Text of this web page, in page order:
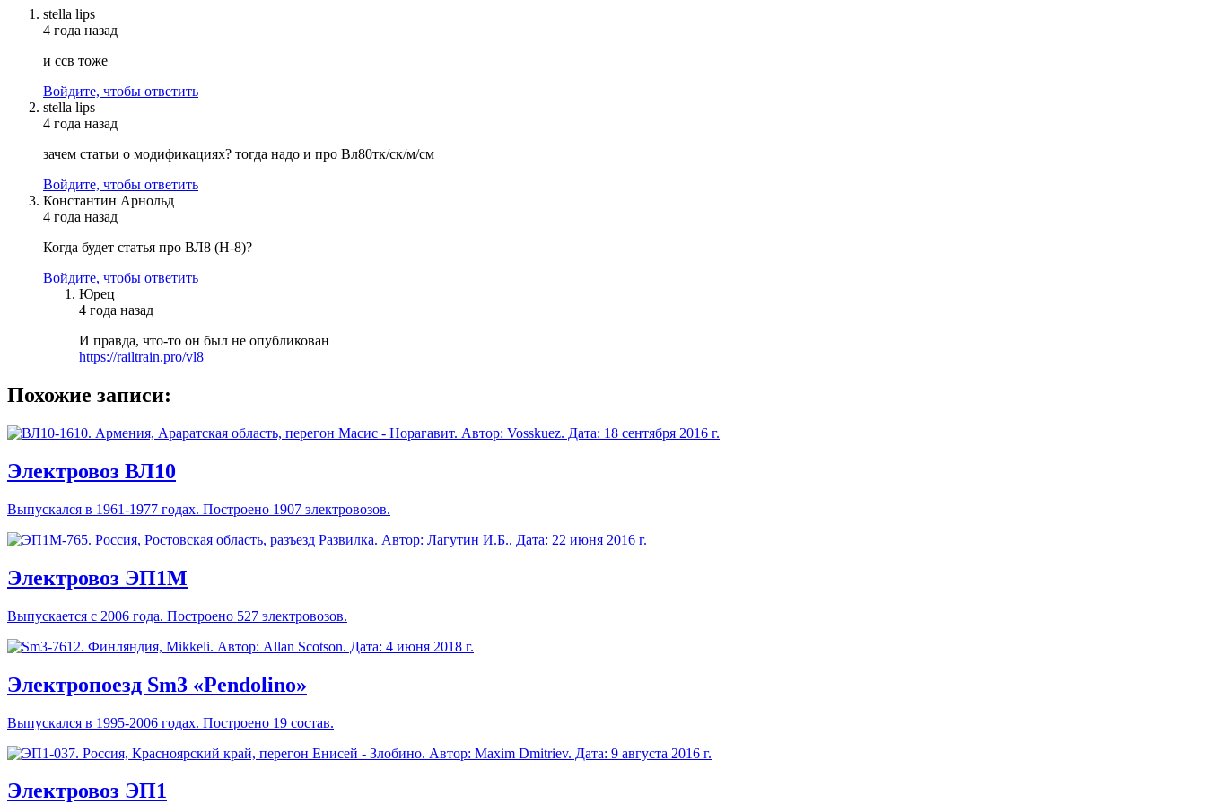
stella lips
4 года назад
и ссв тоже
Войдите, чтобы ответить
stella lips
4 года назад
зачем статьи о модификациях? тогда надо и про Вл80тк/ск/м/см
Войдите, чтобы ответить
Константин Арнольд
4 года назад
Когда будет статья про ВЛ8 (Н-8)?
Войдите, чтобы ответить
Юрец
4 года назад
И правда, что-то он был не опубликован
https://railtrain.pro/vl8
Похожие записи:
Электровоз ВЛ10
Выпускался в 1961-1977 годах. Построено 1907 электровозов.
Электровоз ЭП1М
Выпускается с 2006 года. Построено 527 электровозов.
Электропоезд Sm3 «Pendolino»
Выпускался в 1995-2006 годах. Построено 19 состав.
Электровоз ЭП1